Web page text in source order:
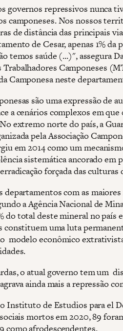
governos repressivos nunca
camponeses. Nos nossos
de distância das principais
de Cesar, apenas 1% da
temos saúde (...)", assegura
Camponeses
Camponesa neste
são uma expressão de
a cenários complexos em que
extremo norte do país, a
pela Associação
em 2014 como um
sistemática ancorado em
forçada das culturas
departamentos com as
a Agência Nacional de
do total deste mineral no país
constituem uma luta
modelo econômico
o atual governo tem um
ainda mais a repressão
Instituto de Estudios para el
mortos em 2020, 89
como afrodescendentes.